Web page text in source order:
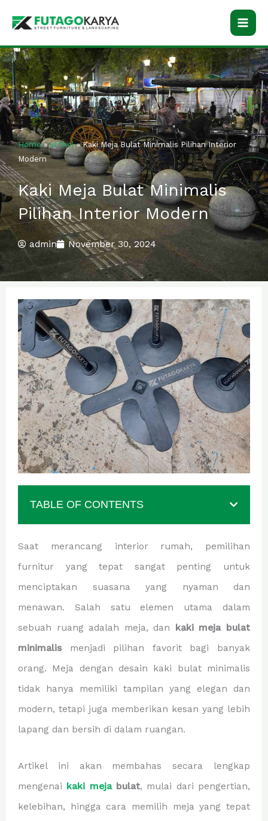
Home»Artikel»Kaki Meja Bulat Minimalis Pilihan Interior
Modern
Kaki Meja Bulat Minimalis
Pilihan Interior Modern
admin November 30, 2024
TABLE OF CONTENTS
Saat merancang interior rumah, pemilihan
furnitur yang tepat sangat penting untuk
menciptakan suasana yang nyaman dan
menawan. Salah satu elemen utama dalam
sebuah ruang adalah meja, dan kaki meja bulat
minimalismenjadi pilihan favorit bagi banyak
orang. Meja dengan desain kaki bulat minimalis
tidak hanya memiliki tampilan yang elegan dan
modern, tetapi juga memberikan kesan yang lebih
lapang dan bersih di dalam ruangan.
Artikel ini akan membahas secara lengkap
mengenai kaki mejabulat, mulai dari pengertian,
kelebihan, hingga cara memilih meja yang tepat